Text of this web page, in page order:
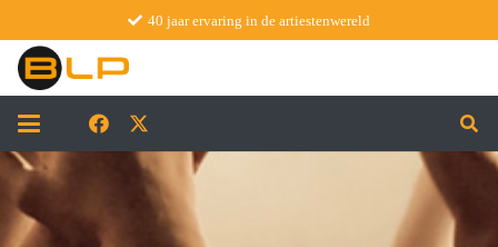
40 jaar ervaring in de artiestenwereld